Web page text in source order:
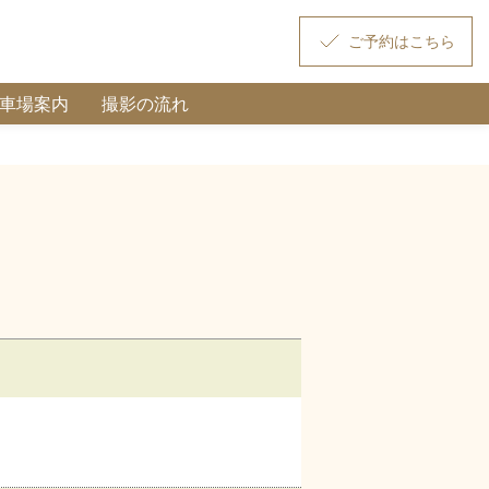
場案内
撮影の流れ